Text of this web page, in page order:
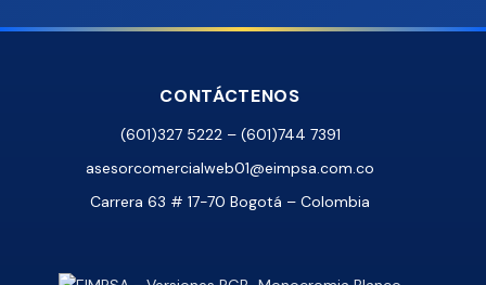
CONTÁCTENOS
(601)327 5222 – (601)744 7391
asesorcomercialweb01@eimpsa.com.co
Carrera 63 # 17-70 Bogotá – Colombia